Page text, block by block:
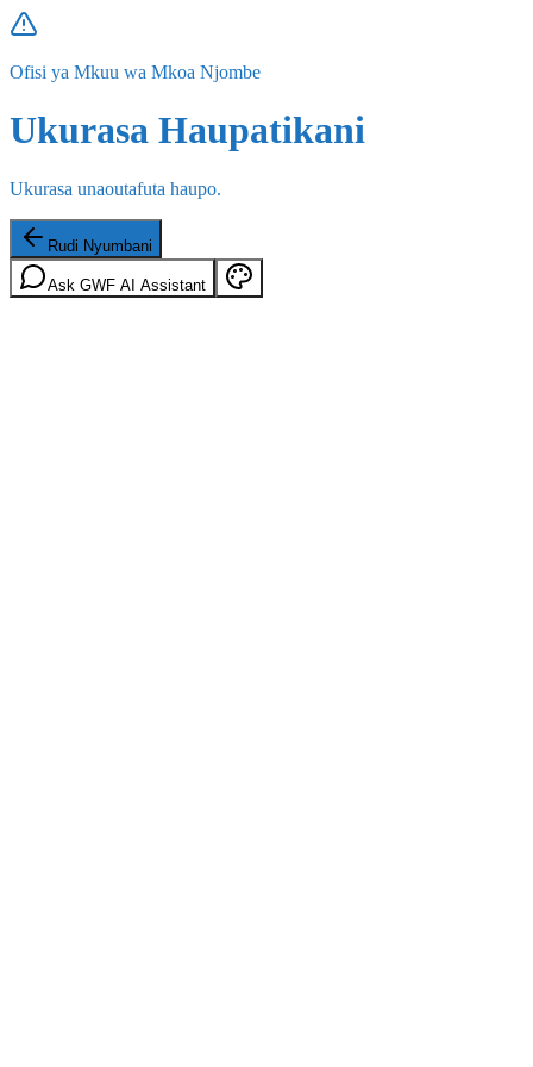
Ofisi ya Mkuu wa Mkoa Njombe
Ukurasa Haupatikani
Ukurasa unaoutafuta haupo.
Rudi Nyumbani
Ask GWF AI Assistant